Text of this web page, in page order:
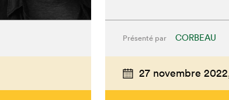
vous?
Présenté par CORBEAU
27 novembre